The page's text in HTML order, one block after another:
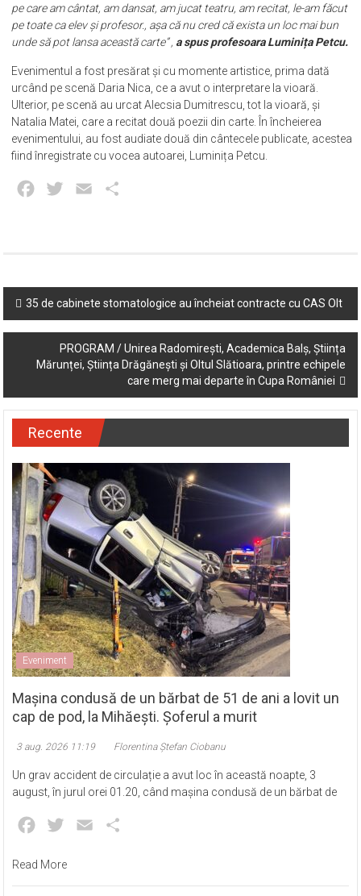
pe care am cântat, am dansat, am jucat teatru, am recitat, le-am făcut
pe toate ca elev și profesor., așa că nu cred că exista un loc mai bun
unde să pot lansa această carte” , a spus profesoara Luminița Petcu.
Evenimentul a fost presărat și cu momente artistice, prima dată
urcând pe scenă Daria Nica, ce a avut o interpretare la vioară.
Ulterior, pe scenă au urcat Alecsia Dumitrescu, tot la vioară, și
Natalia Matei, care a recitat două poezii din carte. În încheierea
evenimentului, au fost audiate două din cântecele publicate, acestea
fiind înregistrate cu vocea autoarei, Luminița Petcu.
Facebook
Twitter Email
Post
navigation
35 de cabinete stomatologice au încheiat contracte cu CAS Olt
PROGRAM / Unirea Radomirești, Academica Balș, Știința
Mărunței, Știința Drăgănești și Oltul Slătioara, printre echipele
care merg mai departe în Cupa României
Recente
Eveniment
Mașina condusă de un bărbat de 51 de ani a lovit un
cap de pod, la Mihăești. Șoferul a murit
3 aug. 2026 11:19 Florentina Ștefan Ciobanu
Un grav accident de circulație a avut loc în această noapte, 3
august, în jurul orei 01.20, când mașina condusă de un bărbat de
Facebook
Twitter Email
Read More